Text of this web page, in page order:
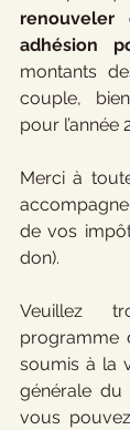
renouveler
adhésion
montants
couple,
pour l’année
Merci à
de vos
don).
Veuillez
programme
soumis à la
générale du
vous